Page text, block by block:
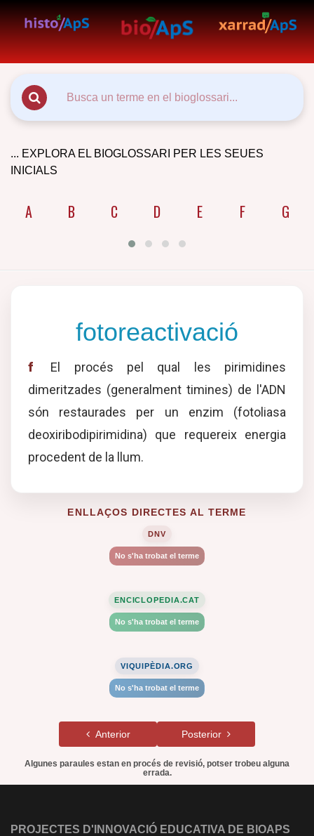
... EXPLORA EL BIOGLOSSARI PER LES SEUES
INICIALS
A B C D E F G
fotoreactivació
f
El procés pel qual les pirimidines
dimeritzades (generalment timines) de l'ADN
són restaurades per un enzim (fotoliasa
deoxiribodipirimidina) que requereix energia
procedent de la llum.
ENLLAÇOS DIRECTES AL TERME
DNV
No s'ha trobat el terme
ENCICLOPEDIA.CAT
No s'ha trobat el terme
VIQUIPÈDIA.ORG
No s'ha trobat el terme
Anterior Posterior
Algunes paraules estan en procés de revisió, potser trobeu alguna
errada.
PROJECTES D'INNOVACIÓ EDUCATIVA DE BIOAPS